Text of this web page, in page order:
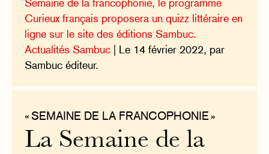
Semaine de la francophonie, le programme
Curieux français proposera un quizz littéraire en
ligne sur le site des éditions Sambuc.
Actualités Sambuc | Le 14 février 2022, par
Sambuc éditeur.
« SEMAINE DE LA FRANCOPHONIE »
La Semaine de la